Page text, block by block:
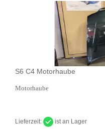
S6 C4 Motorhaube
Motorhaube
Lieferzeit: ist an Lager